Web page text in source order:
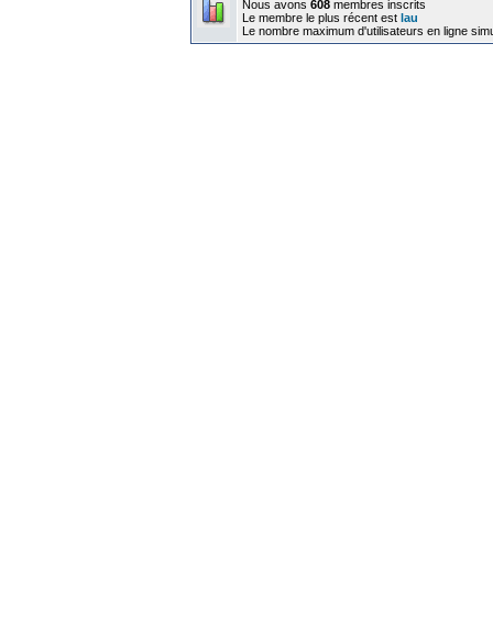
Nous avons 608 membres inscrits
Le membre le plus récent est lau
Le nombre maximum d'utilisateurs en ligne